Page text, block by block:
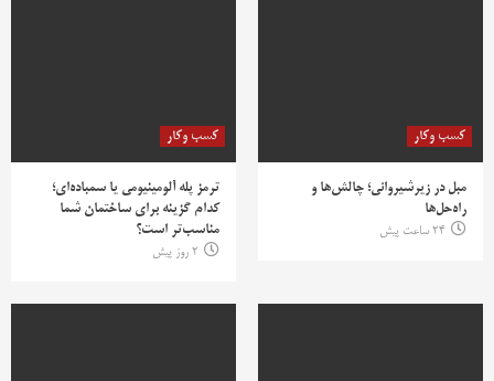
کسب وکار
مبل در زیرشیروانی؛ چالش‌ها و
راه‌حل‌ها
24 ساعت پیش
کسب وکار
ترمز پله آلومینیومی یا سمباده‌ای؛
کدام گزینه برای ساختمان شما
مناسب‌تر است؟
2 روز پیش